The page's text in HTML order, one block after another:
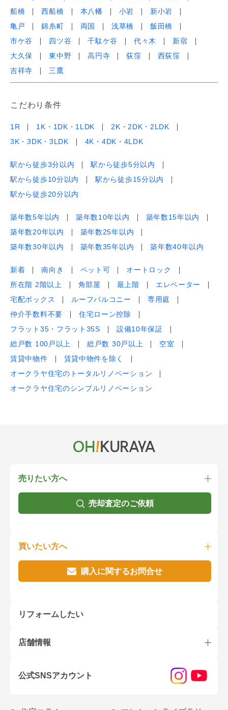
船橋
西船橋 本八幡 小岩
新小岩
亀戸
錦糸町 両国 浅草橋
飯田橋
市ケ谷
四ツ谷 千駄ケ谷 代々木
新宿
大久保
東中野 高円寺 荻窪
西荻窪
吉祥寺
三鷹
こだわり条件
1R 1K・1DK・1LDK
2K・2DK・2LDK
3K・3DK・3LDK
4K・4DK・4LDK
駅から徒歩3分以内
駅から徒歩5分以内
駅から徒歩10分以内
駅から徒歩15分以内
駅から徒歩20分以内
築年数5年以内 築年数10年以内
築年数15年以内
築年数20年以内
築年数25年以内
築年数30年以内
築年数35年以内 築年数40年以内
新着 南向き ペット可
オートロック
所在階 2階以上
角部屋 最上階
エレベーター
宅配ボックス
ルーフバルコニー
専用庭
仲介手数料不要
住宅ローン控除
フラット35・フラット35S
設備10年保証
総戸数 100戸以上
総戸数 30戸以上
空室
賃貸中物件
賃貸中物件を除く
オークラヤ住宅のトータルリノベーション
オークラヤ住宅のシンプルリノベーション
売りたい方へ
売却査定のご依頼
買いたい方へ
購入に関するお問合せ
リフォームしたい
店舗情報
公式SNSアカウント